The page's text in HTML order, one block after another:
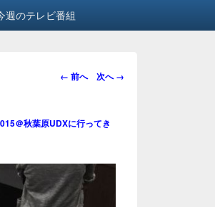
週のテレビ番組
画
ビ
シ
ョ
ン
← 前へ 次へ →
＠秋葉原UDXに行ってき